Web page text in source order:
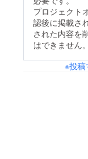
プロジェクト
認後に掲載さ
された内容を
はできません。
※投稿